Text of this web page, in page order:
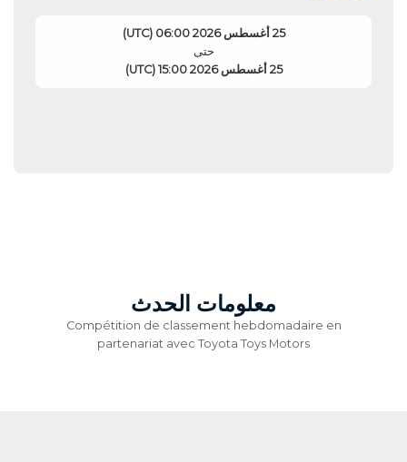
25 أغسطس 2026 06:00 (UTC)
حتى
25 أغسطس 2026 15:00 (UTC)
معلومات الحدث
Compétition de classement hebdomadaire en
partenariat avec Toyota Toys Motors